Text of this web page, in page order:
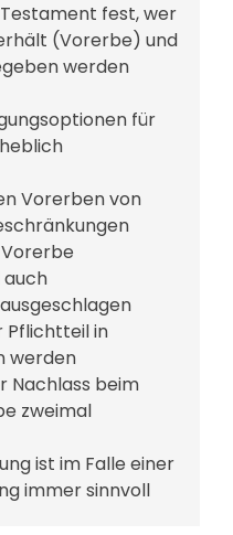
fest, wer
(Vorerbe) und
werden
für
Vorerben von
Pflichtteil in
werden
Nachlass beim
zweimal
ist im Falle einer
immer sinnvoll